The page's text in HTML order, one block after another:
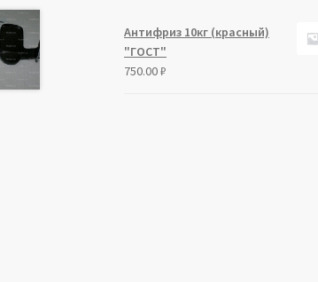
Антифриз 10кг (красный)
"ГОСТ"
750.00₽